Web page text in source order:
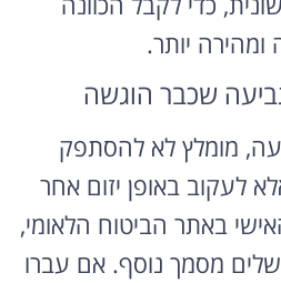
יותר.
שכבר הוגשה
מומלץ לא להסתפק
לעקוב באופן יזום אחר
באתר הביטוח הלאומי,
מסמך נוסף. אם עברו